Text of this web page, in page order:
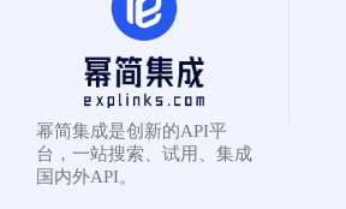
幂简集成是创新的API平
台，一站搜索、试用、集成
国内外API。